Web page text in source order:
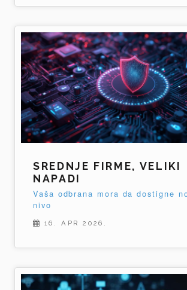
SREDNJE FIRME, VELIKI
NAPADI
Vaša odbrana mora da dostigne
nivo
16. APR 2026.